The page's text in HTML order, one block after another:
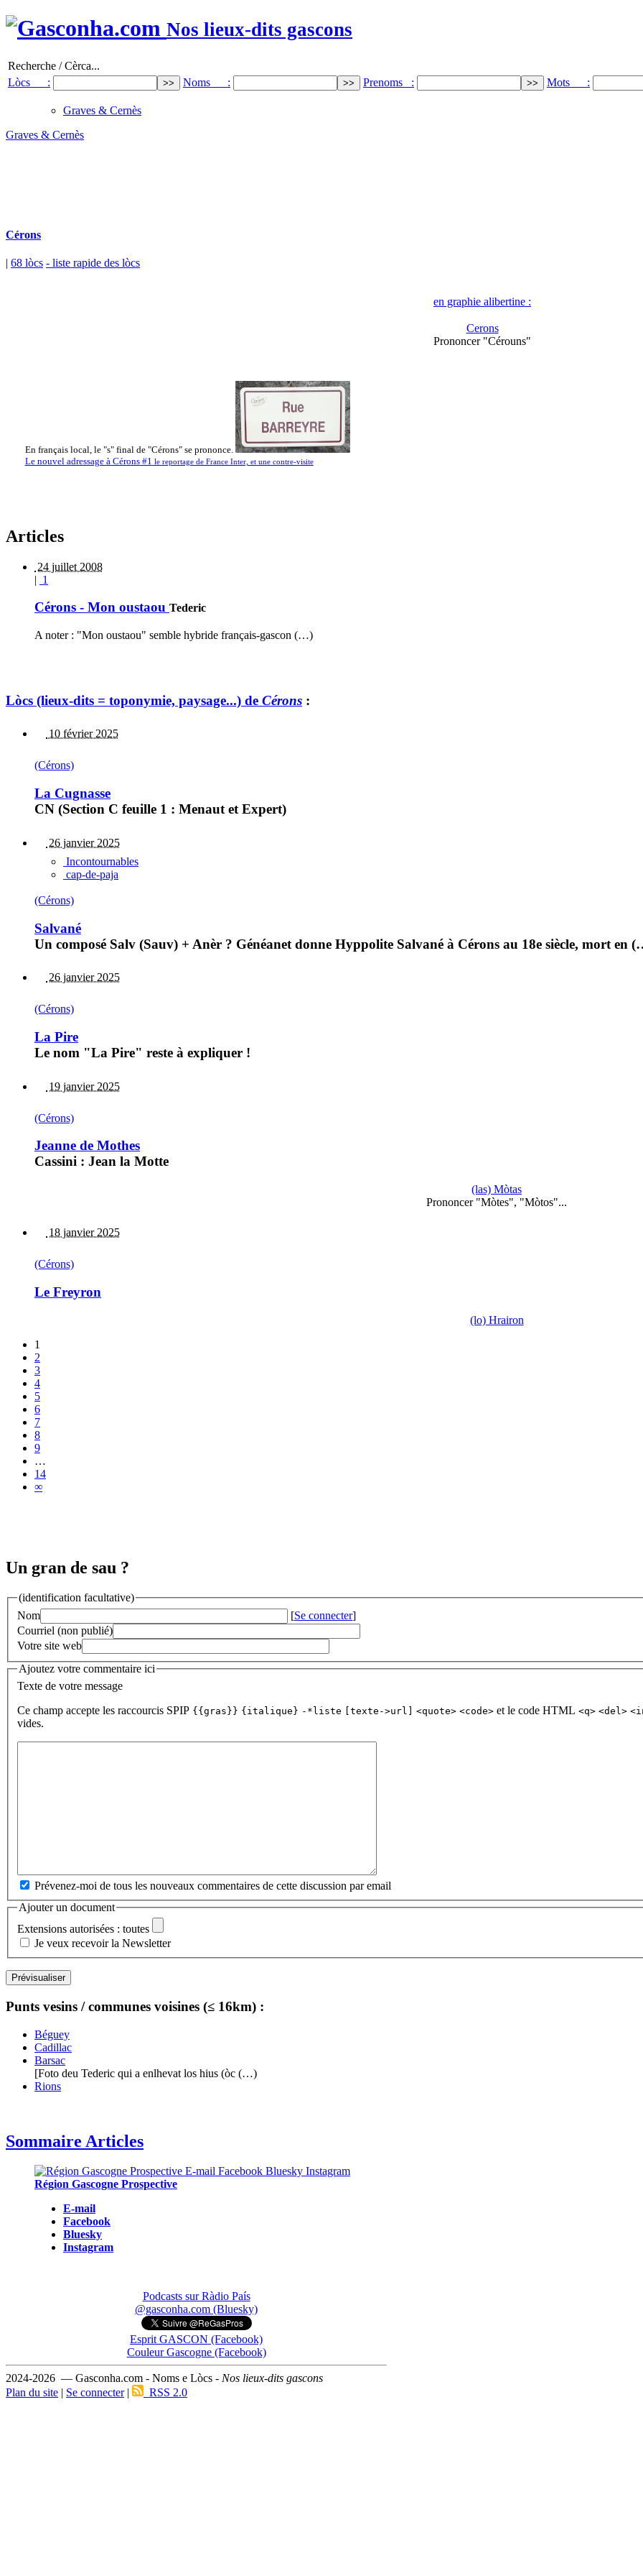
Nos lieux-dits gascons
Recherche / Cèrca...
Lòcs :
Noms : Prenoms : Mots :
Graves & Cernès
Graves & Cernès
Cérons
| 68 lòcs - liste rapide des lòcs
en graphie alibertine :
Cerons
Prononcer "Cérouns"
En français local, le "s" final de "Cérons" se prononce.
Le nouvel adressage à Cérons #1 le reportage de France Inter, et une contre-visite
Articles
24 juillet 2008
| 1
Cérons - Mon oustaou Tederic
A noter : "Mon oustaou" semble hybride français-gascon (…)
Lòcs (lieux-dits = toponymie, paysage...) de Cérons :
10 février 2025
(Cérons)
La Cugnasse
CN (Section C feuille 1 : Menaut et Expert)
26 janvier 2025
Incontournables
cap-de-paja
(Cérons)
Salvané
Un composé Salv (Sauv) + Anèr ? Généanet donne Hyppolite Salvané à Cérons au 18e siècle, mort en
26 janvier 2025
(Cérons)
La Pire
Le nom "La Pire" reste à expliquer !
19 janvier 2025
(Cérons)
Jeanne de Mothes
Cassini : Jean la Motte
(las) Mòtas
Prononcer "Mòtes", "Mòtos"...
18 janvier 2025
(Cérons)
Le Freyron
(lo) Hrairon
1
2
3
4
5
6
7
8
9
…
14
∞
Un gran de sau ?
(identification facultative)
Nom
[Se connecter]
Courriel (non publié)
Votre site web
Ajoutez votre commentaire ici
Texte de votre message
Ce champ accepte les raccourcis SPIP {{gras}} {italique} -*liste [texte->url] <quote> <code> et le code HTML <q> <del>
vides.
Prévenez-moi de tous les nouveaux commentaires de cette discussion par email
Ajouter un document
Extensions autorisées : toutes
Je veux recevoir la Newsletter
Punts vesins / communes voisines (≤ 16km) :
Béguey
Cadillac
Barsac
[Foto deu Tederic qui a enlhevat los hius (òc (…)
Rions
Sommaire Articles
Région Gascogne Prospective
E-mail
Facebook
Bluesky
Instagram
Podcasts sur Ràdio País
@gasconha.com (Bluesky)
Esprit GASCON (Facebook)
Couleur Gascogne (Facebook)
2024-2026 — Gasconha.com - Noms e Lòcs - Nos lieux-dits gascons
Plan du site | Se connecter| RSS 2.0